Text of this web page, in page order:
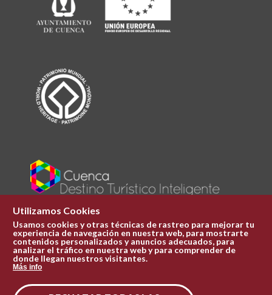
Plaza Mayor 1
969 241 051
ofi.turismo@cuenca.es
Utilizamos Cookies
Usamos cookies y otras técnicas de rastreo para mejorar tu
experiencia de navegación en nuestra web, para mostrarte
contenidos personalizados y anuncios adecuados, para
analizar el tráfico en nuestra web y para comprender de
donde llegan nuestros visitantes.
Más info